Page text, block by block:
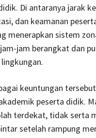
Di antaranya jarak
dan keamanan
menerapkan sistem
jam berangkat dan
keuntungan
peserta didik.
terdekat, tidak serta
setelah rampung